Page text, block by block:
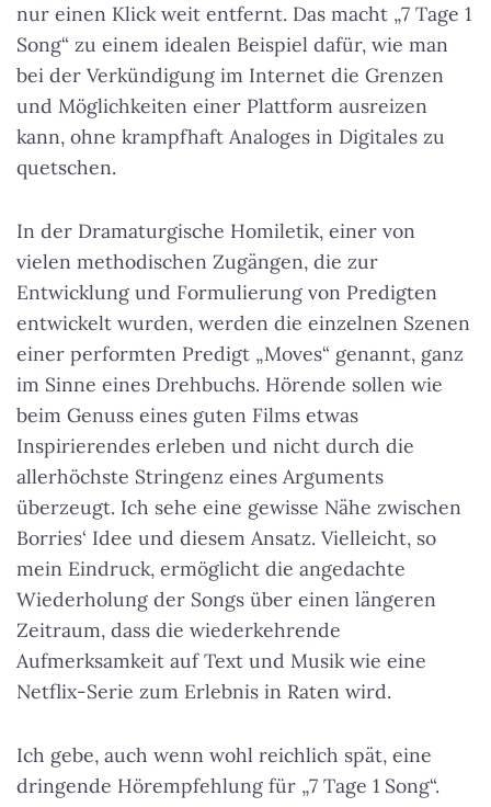
nur einen Klick weit entfernt. Das macht „7 Tage 1
Song“ zu einem idealen Beispiel dafür, wie man
bei der Verkündigung im Internet die Grenzen
und Möglichkeiten einer Plattform ausreizen
kann, ohne krampfhaft Analoges in Digitales zu
quetschen.
In der Dramaturgische Homiletik, einer von
vielen methodischen Zugängen, die zur
Entwicklung und Formulierung von Predigten
entwickelt wurden, werden die einzelnen Szenen
einer performten Predigt „Moves“ genannt, ganz
im Sinne eines Drehbuchs. Hörende sollen wie
beim Genuss eines guten Films etwas
Inspirierendes erleben und nicht durch die
allerhöchste Stringenz eines Arguments
überzeugt. Ich sehe eine gewisse Nähe zwischen
Borries‘ Idee und diesem Ansatz. Vielleicht, so
mein Eindruck, ermöglicht die angedachte
Wiederholung der Songs über einen längeren
Zeitraum, dass die wiederkehrende
Aufmerksamkeit auf Text und Musik wie eine
Netflix-Serie zum Erlebnis in Raten wird.
Ich gebe, auch wenn wohl reichlich spät, eine
dringende Hörempfehlung für „7 Tage 1 Song“.